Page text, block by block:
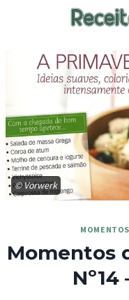
© Vorwerk
Momentos
Nº14